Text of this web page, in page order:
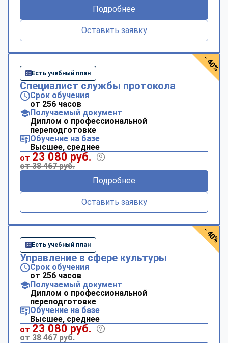
Подробнее
Оставить заявку
Есть учебный план
Специалист службы протокола
Срок обучения
от 256 часов
Получаемый документ
Диплом о профессиональной
переподготовке
Обучение на базе
Высшее, среднее
от 23 080 руб.
от 38 467 руб.
Подробнее
Оставить заявку
- 40%
Есть учебный план
Управление в сфере культуры
Срок обучения
от 256 часов
Получаемый документ
Диплом о профессиональной
переподготовке
Обучение на базе
Высшее, среднее
от 23 080 руб.
от 38 467 руб.
- 40%